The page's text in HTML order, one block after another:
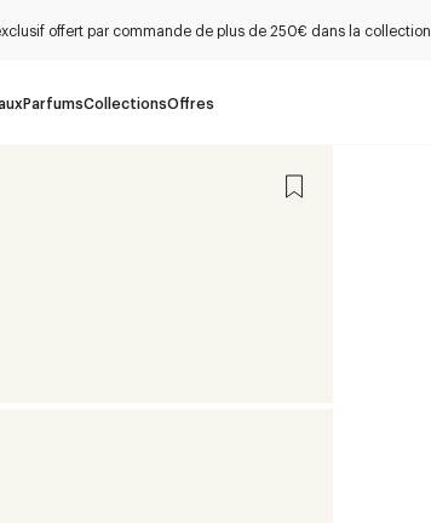
offert par commande de plus de 250€ dans la collection
ParfumsCollectionsOffres